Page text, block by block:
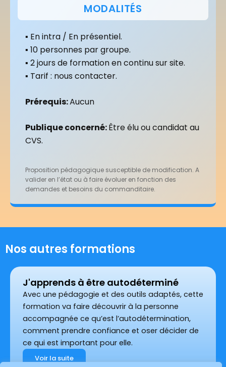
MODALITÉS
▪ En intra / En présentiel.
▪ 10 personnes par groupe.
▪ 2 jours de formation en continu sur site.
▪ Tarif : nous contacter.
Prérequis:Aucun
Publiqueconcerné:Être élu ou candidat au
CVS.
Proposition pédagogique susceptible de modification. A
valider en l’état ou à faire évoluer en fonction des
demandes et besoins du commanditaire.
Nos autres formations
J'apprends à être autodéterminé
Avec une pédagogie et des outils adaptés, cette
formation va faire découvrir à la personne
accompagnée ce qu’est l’autodétermination,
comment prendre confiance et oser décider de
ce qui est important pour elle.
Voir la suite